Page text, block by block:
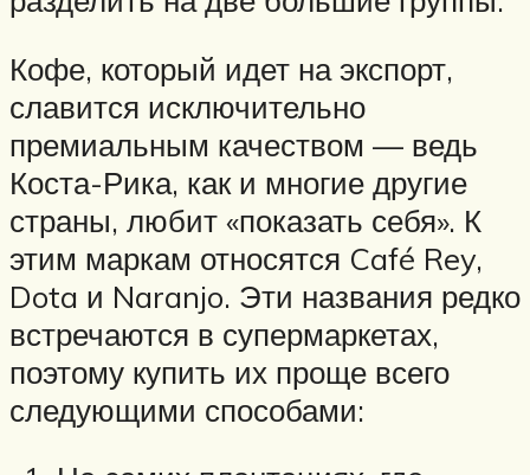
Кофе, который идет на экспорт,
славится исключительно
премиальным качеством — ведь
Коста-Рика, как и многие другие
страны, любит «показать себя». К
этим маркам относятся Café Rey,
Dota и Naranjo. Эти названия редко
встречаются в супермаркетах,
поэтому купить их проще всего
следующими способами: